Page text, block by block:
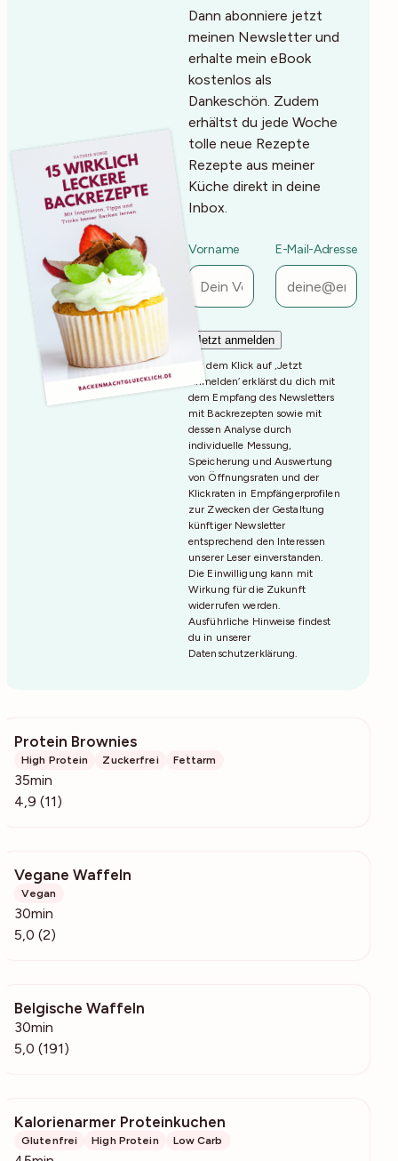
Dann abonniere jetzt
meinen Newsletter und
erhalte mein eBook
kostenlos als
Dankeschön. Zudem
erhältst du jede Woche
tolle neue Rezepte
Rezepte aus meiner
Küche direkt in deine
Inbox.
Vorname E-Mail-Adresse
Mit dem Klick auf ‚Jetzt
Anmelden‘ erklärst du dich mit
dem Empfang des Newsletters
mit Backrezepten sowie mit
dessen Analyse durch
individuelle Messung,
Speicherung und Auswertung
von Öffnungsraten und der
Klickraten in Empfängerprofilen
zur Zwecken der Gestaltung
künftiger Newsletter
entsprechend den Interessen
unserer Leser einverstanden.
Die Einwilligung kann mit
Wirkung für die Zukunft
widerrufen werden.
Ausführliche Hinweise findest
du in unserer
Datenschutzerklärung.
Protein Brownies
High Protein Zuckerfrei Fettarm
35min
4,9 (11)
Vegane Waffeln
Vegan
30min
5,0 (2)
Belgische Waffeln
30min
5,0 (191)
Kalorienarmer Proteinkuchen
Glutenfrei High Protein Low Carb